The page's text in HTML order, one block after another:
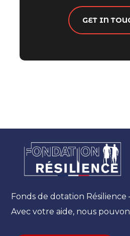
GET IN
Fonds de dotation Résilience
Avec votre aide, nous